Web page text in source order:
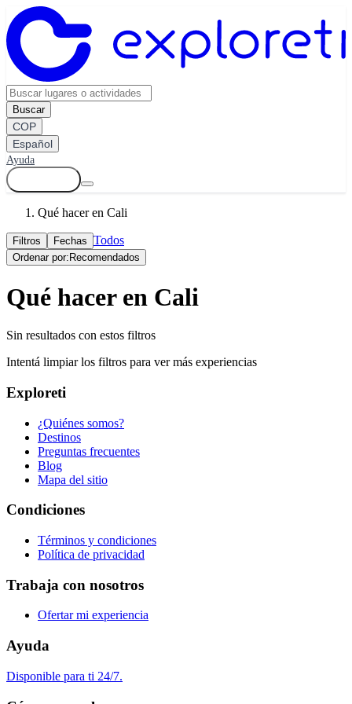
Buscar
COP
Español
Ayuda
Qué hacer en Cali
Filtros Fechas Todos
Ordenar por: Recomendados
Qué hacer en Cali
Sin resultados con estos filtros
Intentá limpiar los filtros para ver más experiencias
Exploreti
¿Quiénes somos?
Destinos
Preguntas frecuentes
Blog
Mapa del sitio
Condiciones
Términos y condiciones
Política de privacidad
Trabaja con nosotros
Ofertar mi experiencia
Ayuda
Disponible para ti 24/7.